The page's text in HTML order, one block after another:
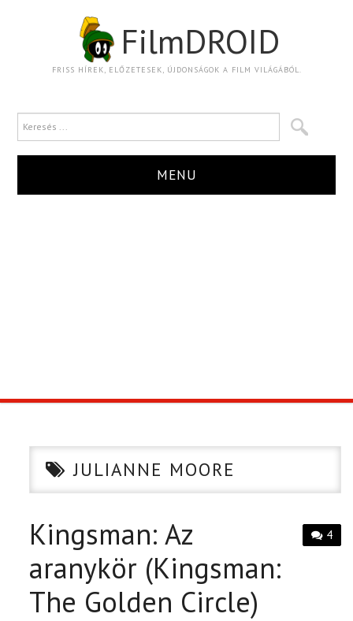
FilmDROID
FRISS HÍREK, ELŐZETESEK, ÚJDONSÁGOK A FILM VILÁGÁBÓL.
MENU
CIKK
PÓLÓ RENDELÉS
JULIANNE MOORE
4
Kingsman: Az
aranykör (Kingsman:
The Golden Circle)